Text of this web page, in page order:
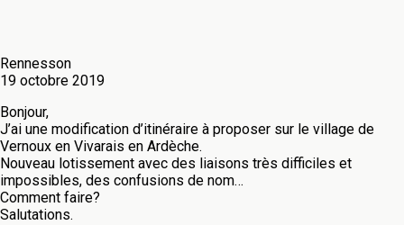
Rennesson
19 octobre 2019
Bonjour,
J’ai une modification d’itinéraire à proposer sur le village de
Vernoux en Vivarais en Ardèche.
Nouveau lotissement avec des liaisons très difficiles et
impossibles, des confusions de nom…
Comment faire?
Salutations.